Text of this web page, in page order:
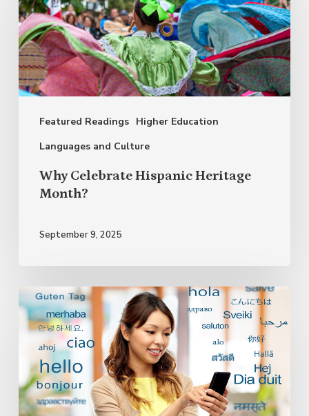
Featured Readings Higher Education
Languages and Culture
Hispanic
Heritage
Month?
Why Celebrate Hispanic Heritage
Month?
September 9, 2025
Bilingualism
and
Multilingualism:
The
Endless
Advantages